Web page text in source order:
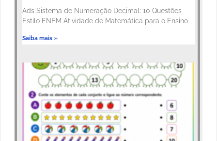
Ads Sistema de Numeração Decimal: 10 Questões
Estilo ENEM Atividade de Matemática para o Ensino
Saiba mais »